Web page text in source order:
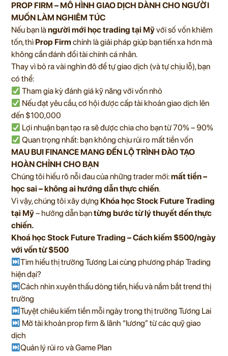
PROP FIRM – MÔ HÌNH GIAO DỊCH DÀNH CHO NGƯỜI
MUỐN LÀM NGHIÊM TÚC
Nếu bạn làngười mới học trading tại Mỹvới số vốn khiêm
tốn, thì Prop Firmchính là giải pháp giúp bạn tiến xa hơn mà
không cần đánh đổi tài chính cá nhân.
Thay vì bỏ ra vài nghìn đô để tự giao dịch (và tự chịu lỗ), bạn
có thể:
Tham gia kỳ đánh giá kỹ năng với vốn nhỏ
Nếu đạt yêu cầu, cơ hội được cấp tài khoản giao dịch lên
đến $100,000
Lợi nhuận bạn tạo ra sẽ được chia cho bạn từ 70% – 90%
Quan trọng nhất: bạn không chịu rủi ro mất tiền vốn
MAU BUI FINANCE MANG ĐẾN LỘ TRÌNH ĐÀO TẠO
HOÀN CHỈNH CHO BẠN
Chúng tôi hiểu rõ nỗi đau của những trader mới:mất tiền –
học sai – không ai hướng dẫn thực chiến.
Vì vậy, chúng tôi xây dựng Khóa học Stock Future Trading
tại Mỹ– hướng dẫn bạntừng bước từ lý thuyết đến thực
chiến.
Khoá học Stock Future Trading – Cách kiếm $500/ngày
với vốn từ $500
Tìm hiểu thị trường Tương Lai cùng phương pháp Trading
hiện đại?
Cách nhìn xuyên thấu dòng tiền, hiểu và nắm bắt trend thị
trường
Tuyệt chiêu kiếm tiền mỗi ngày trong thị trường Tương Lai
Mở tài khoản prop firm & lãnh “lương” từ các quỹ giao
dịch
Quản lý rủi ro và Game Plan